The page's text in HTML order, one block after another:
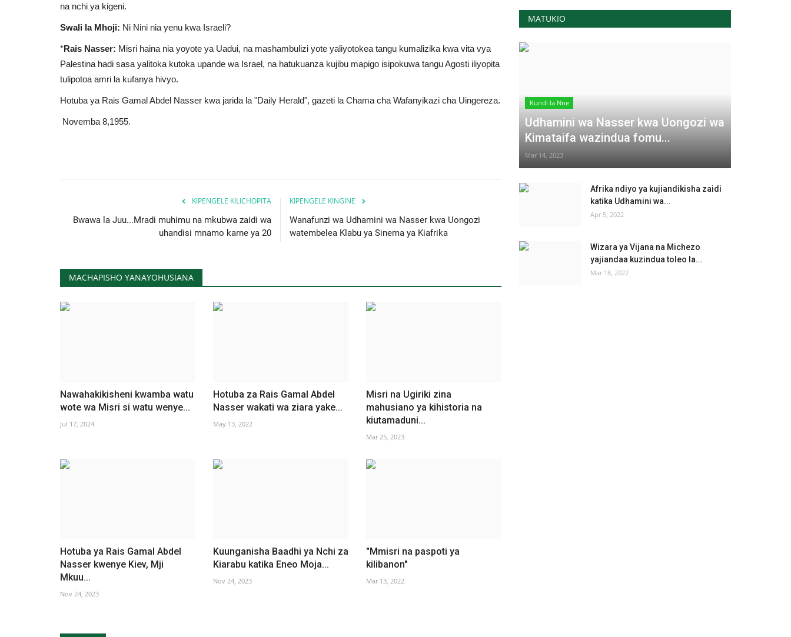
na nchi ya kigeni.
Swali la Mhoji: Ni Nini nia yenu kwa Israeli?
*Rais Nasser: Misri haina nia yoyote ya Uadui, na mashambulizi yote yaliyotokea tangu kumalizika kwa vita vya
Palestina hadi sasa yalitoka kutoka upande wa Israel, na hatukuanza kujibu mapigo isipokuwa tangu Agosti iliyopita
tulipotoa amri la kufanya hivyo.
Hotuba ya Rais Gamal Abdel Nasser kwa jarida la "Daily Herald", gazeti la Chama cha Wafanyikazi cha Uingereza.
Novemba 8,1955.
KIPENGELE KILICHOPITA
Bwawa la Juu...Mradi muhimu na mkubwa zaidi wa
uhandisi mnamo karne ya 20
KIPENGELE KINGINE
Wanafunzi wa Udhamini wa Nasser kwa Uongozi
watembelea Klabu ya Sinema ya Kiafrika
MACHAPISHO YANAYOHUSIANA
Nawahakikisheni kwamba watu
wote wa Misri si watu wenye...
Jul 17, 2024
Hotuba za Rais Gamal Abdel
Nasser wakati wa ziara yake...
May 13, 2022
Misri na Ugiriki zina
mahusiano ya kihistoria na
kiutamaduni...
Mar 25, 2023
Hotuba ya Rais Gamal Abdel
Nasser kwenye Kiev, Mji
Mkuu...
Nov 24, 2023
Kuunganisha Baadhi ya Nchi za
Kiarabu katika Eneo Moja...
Nov 24, 2023
"Mmisri na paspoti ya
kilibanon"
Mar 13, 2022
MATUKIO
Kundi la Nne
Udhamini wa Nasser kwa Uongozi wa
Kimataifa wazindua fomu...
Mar 14, 2023
Afrika ndiyo ya kujiandikisha zaidi
katika Udhamini wa...
Apr 5, 2022
Wizara ya Vijana na Michezo
yajiandaa kuzindua toleo la...
Mar 18, 2022